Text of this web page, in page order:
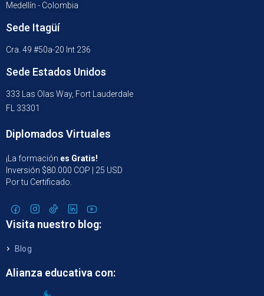
Medellín - Colombia
Sede Itagüí
Cra. 49 #50a-20 Int 236
Sede Estados Unidos
333 Las Olas Way, Fort Lauderdale
FL 33301
Diplomados Virtuales
¡La formación es Gratis!
Inversión $80.000 COP | 25 USD
Por tu Certificado.
Visita nuestro blog:
Blog
Alianza educativa con: